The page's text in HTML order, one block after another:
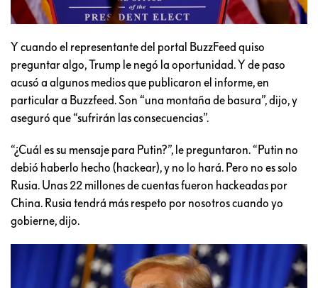
Y cuando el representante del portal BuzzFeed quiso
preguntar algo, Trump le negó la oportunidad. Y de paso
acusó a algunos medios que publicaron el informe, en
particular a Buzzfeed. Son “una montaña de basura”, dijo, y
aseguró que “sufrirán las consecuencias”.
“¿Cuál es su mensaje para Putin?”, le preguntaron. “Putin no
debió haberlo hecho (hackear), y no lo hará. Pero no es solo
Rusia. Unas 22 millones de cuentas fueron hackeadas por
China. Rusia tendrá más respeto por nosotros cuando yo
gobierne, dijo.